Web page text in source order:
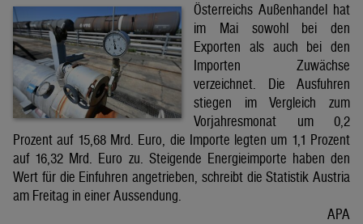
Österreichs Außenhandel hat
im Mai sowohl bei den
Exporten als auch bei den
Importen Zuwächse
verzeichnet. Die Ausfuhren
stiegen im Vergleich zum
Vorjahresmonat um 0,2
Prozent auf 15,68 Mrd. Euro, die Importe legten um 1,1 Prozent
auf 16,32 Mrd. Euro zu. Steigende Energieimporte haben den
Wert für die Einfuhren angetrieben, schreibt die Statistik Austria
am Freitag in einer Aussendung.
APA